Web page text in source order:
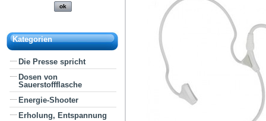
Kategorien
Die Presse spricht
Dosen von
Sauerstoffflasche
Energie-Shooter
Erholung, Entspannung